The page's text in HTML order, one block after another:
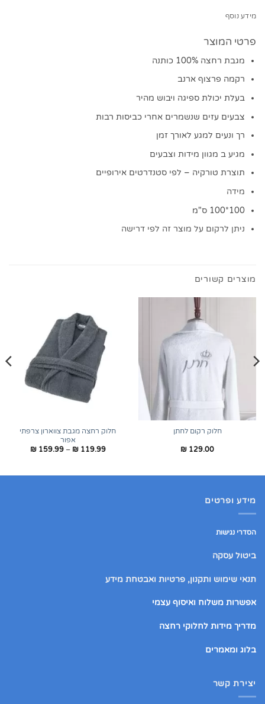
מידע נוסף
פרטי המוצר
מגבת רחצה 100% כותנה
רקמה פרצוף ארנב
בעלת יכולת ספיגה ויבוש מהיר
צבעים עזים שנשמרים אחרי כביסות רבות
רך ונעים למגע לאורך זמן
מגיע ב מגוון מידות וצבעים
תוצרת טורקיה – לפי סטנדרטים אירופיים
מידה
100*100 ס"מ
ניתן לרקום על מוצר זה לפי דרישה
מוצרים קשורים
חלוק רקום לחתן
₪ 129.00
חלוק רחצה מגבת צווארון צרפתי
אפור
₪119.99
–
₪159.99
⁦₪ 159.99⁩
מידע ופרטים
הסדרי נגישות
ביטול עסקה
תנאי שימוש ותקנון, פרטיות ואבטחת מידע
אפשרות משלוח ואיסוף עצמי
מדריך מידות לחלוקי רחצה
בלוג ומאמרים
יצירת קשר